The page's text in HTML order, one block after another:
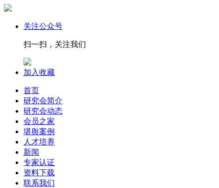
关注公众号
扫一扫，关注我们
加入收藏
首页
研究会简介
研究会动态
会员之家
堪舆案例
人才培养
新闻
专家认证
资料下载
联系我们